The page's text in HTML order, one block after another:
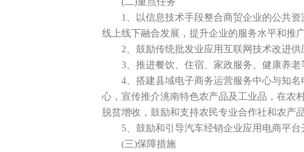
1、以信息技术手段整合商贸企业的公共资
线上线下融合发展，提升企业的服务水平和推广
2、鼓励传统批发业应用互联网技术改进供
3、推进餐饮、住宿、家政服务、健康养老
4、搭建县域电子商务运营服务中心与知名
心，宣传推介洮南特色农产品及工业品，在农
脱贫增收，鼓励和支持农民专业合作社和农产
5、鼓励和引导汽车经销企业应用电商平台
(三)保障措施